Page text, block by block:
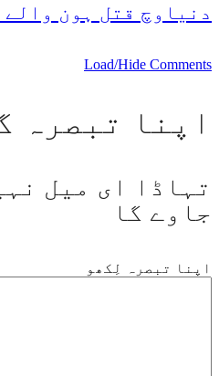
دنیاوچ قتل ہون
Load/Hide Comments
اپنا تبصرہ
تہاڈا ای میل
جاوے گا
اپنا تبصرہ لِکھو